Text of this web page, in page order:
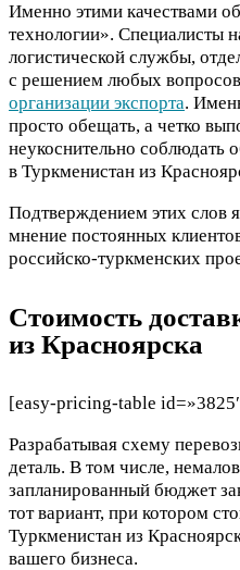
Именно этими качествами
технологии». Специалисты
логистической службы,
с решением любых
организации экспорта.
просто обещать, а четко
неукоснительно соблюдать
в Туркменистан из
Подтверждением этих слов
мнение постоянных
российско-туркменских
Стоимость
из Красноярска
[easy-pricing-table
Разрабатывая схему
деталь. В том числе,
запланированный бюджет
тот вариант, при котором
Туркменистан из
вашего бизнеса.